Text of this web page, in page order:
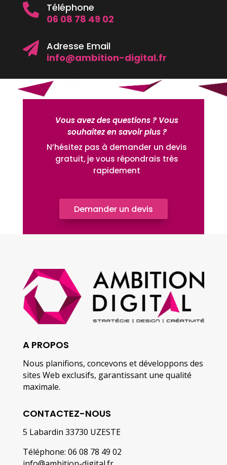

Téléphone
06 08 78 49 02

Adresse Email
info@ambition-digital.fr
Vous avez des questions ? Vous
souhaitez en savoir plus ?
N’hésitez pas à demander un devis
gratuit, je vous répondrais très
rapidement
Demander un devis
A PROPOS
Nous planifions, concevons et développons des
sites Web exclusifs, garantissant une qualité
maximale.
CONTACTEZ-NOUS
5 Labardin 33730 UZESTE
Téléphone: 06 08 78 49 02